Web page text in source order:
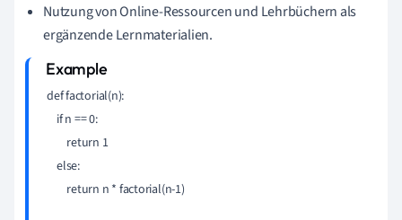
Nutzung von Online-Ressourcen und Lehrbüchern als
ergänzende Lernmaterialien.
def factorial(n):
    if n == 0:
        return 1
    else:
        return n * factorial(n-1)